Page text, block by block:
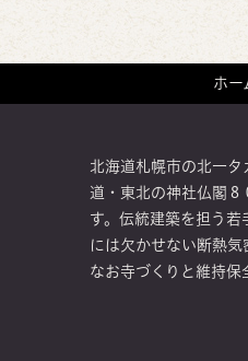
ホー
北海道札幌市の北一
道・東北の神社仏閣
す。伝統建築を担う
には欠かせない断熱
なお寺づくりと維持保